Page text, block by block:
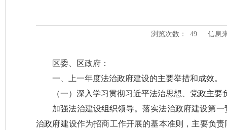
浏览次数： 49 信息
区委、区政府：
一、上一年度法治政府建设的主要举措和成效。
（一）深入学习贯彻习近平法治思想、党政主
加强法治建设组织领导。落实法治政府建设第
治政府建设作为招商工作开展的基本准则，主要负